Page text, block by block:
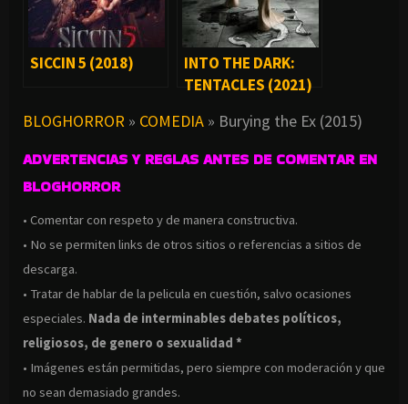
SICCIN 5 (2018)
INTO THE DARK:
TENTACLES (2021)
BLOGHORROR » COMEDIA » Burying the Ex (2015)
ADVERTENCIAS Y REGLAS ANTES DE COMENTAR EN
BLOGHORROR
• Comentar con respeto y de manera constructiva.
• No se permiten links de otros sitios o referencias a sitios de
descarga.
• Tratar de hablar de la pelicula en cuestión, salvo ocasiones
especiales. Nada de interminables debates políticos,
religiosos, de genero o sexualidad *
• Imágenes están permitidas, pero siempre con moderación y que
no sean demasiado grandes.